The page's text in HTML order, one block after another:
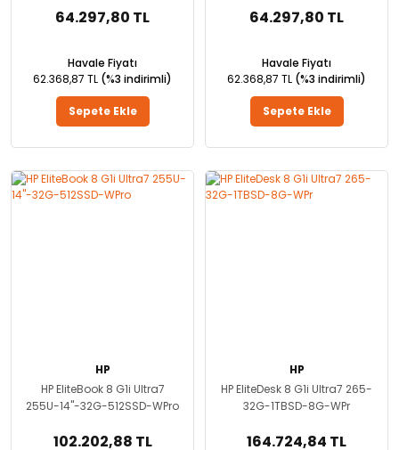
64.297,80 TL
Havale Fiyatı
62.368,87 TL (%3 indirimli)
Sepete Ekle
64.297,80 TL
Havale Fiyatı
62.368,87 TL (%3 indirimli)
Sepete Ekle
HP
HP EliteBook 8 G1i Ultra7
255U-14''-32G-512SSD-WPro
102.202,88 TL
HP
HP EliteDesk 8 G1i Ultra7 265-
32G-1TBSD-8G-WPr
164.724,84 TL